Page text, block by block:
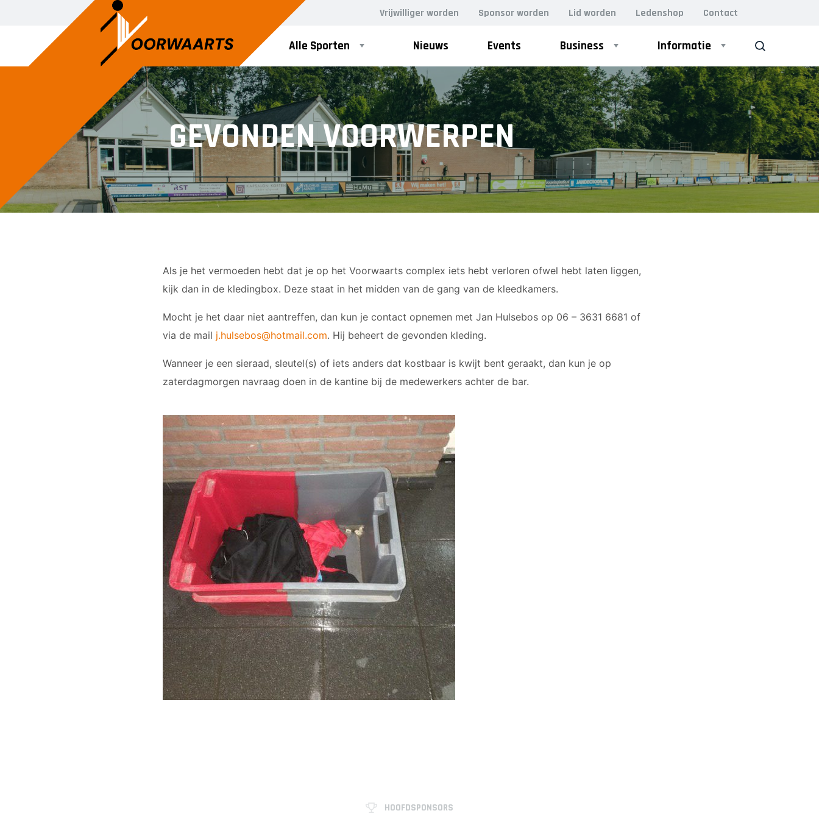
Vrijwilliger worden Sponsor worden Lid worden Ledenshop Contact
Alle Sporten Nieuws Events Business Informatie
ZOEK
GEVONDEN VOORWERPEN
Als je het vermoeden hebt dat je op het Voorwaarts complex iets hebt verloren ofwel hebt laten liggen,
kijk dan in de kledingbox. Deze staat in het midden van de gang van de kleedkamers.
Mocht je het daar niet aantreffen, dan kun je contact opnemen met Jan Hulsebos op 06 – 3631 6681 of
via de mail j.hulsebos@hotmail.com. Hij beheert de gevonden kleding.
Wanneer je een sieraad, sleutel(s) of iets anders dat kostbaar is kwijt bent geraakt, dan kun je op
zaterdagmorgen navraag doen in de kantine bij de medewerkers achter de bar.
HOOFDSPONSORS